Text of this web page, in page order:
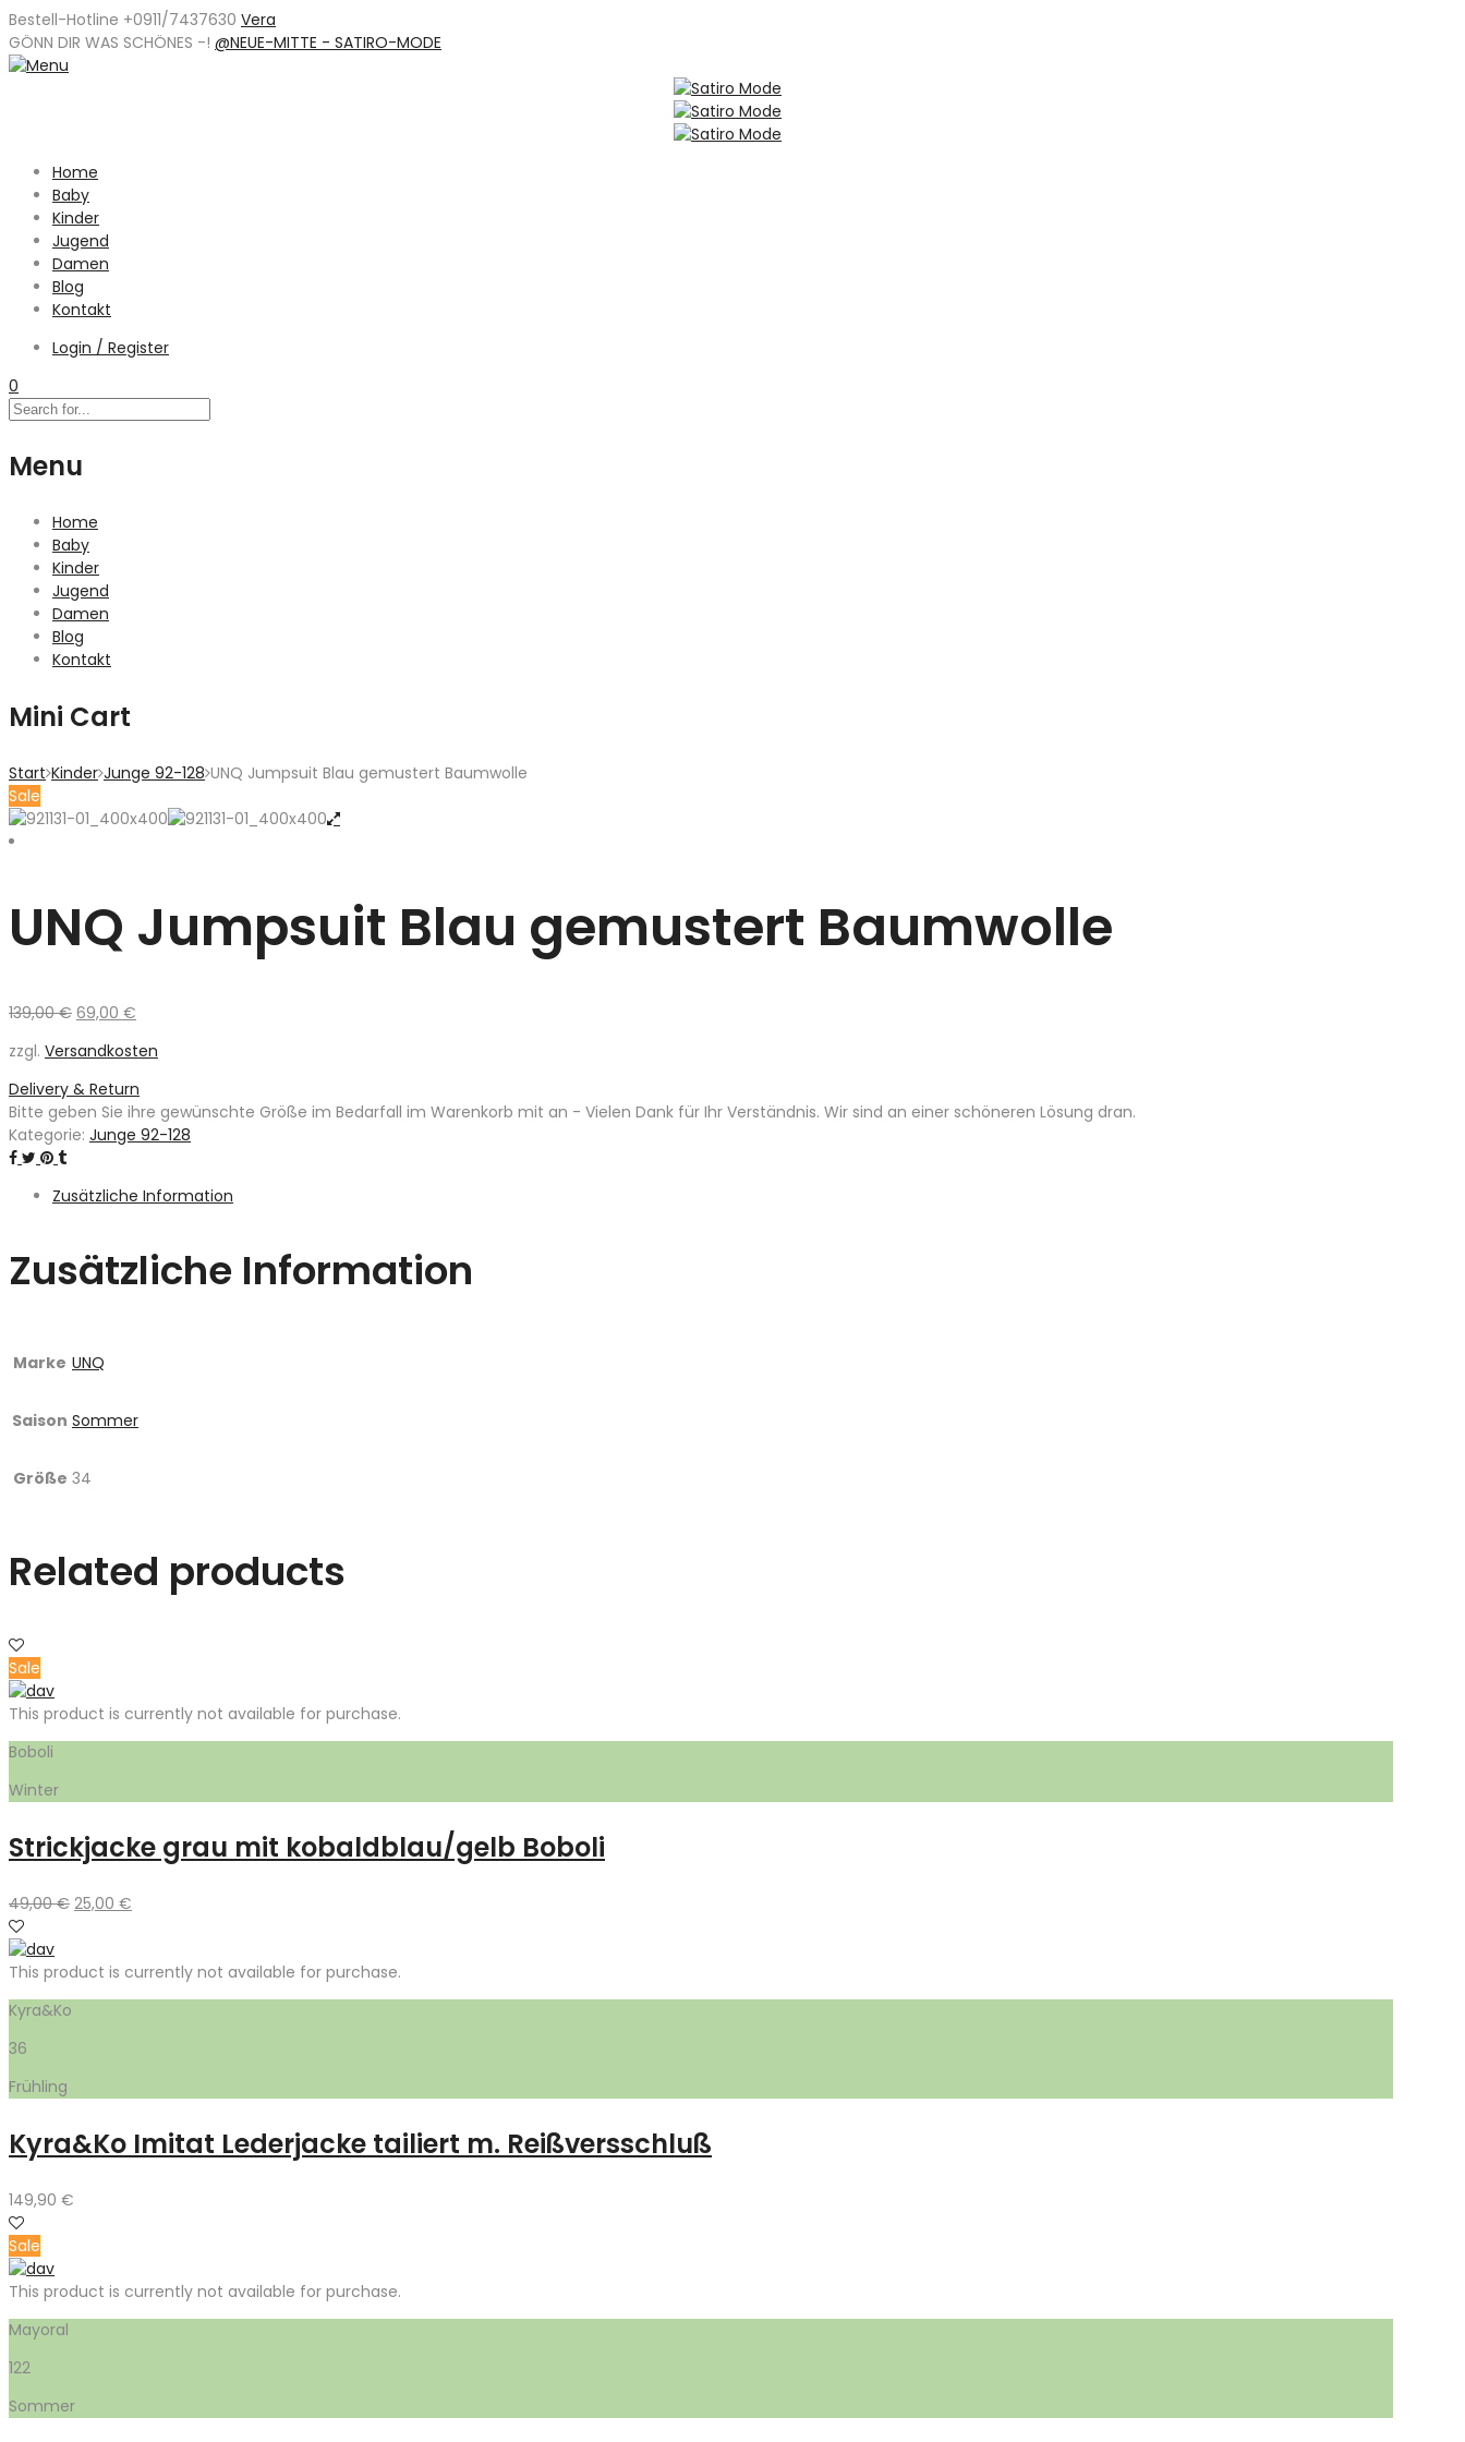
Bestell-Hotline +0911/7437630 Vera
GÖNN DIR WAS SCHÖNES -! @NEUE-MITTE - SATIRO-MODE
Home
Baby
Kinder
Jugend
Damen
Blog
Kontakt
Login / Register
0
Menu
Home
Baby
Kinder
Jugend
Damen
Blog
Kontakt
Mini Cart
Start Kinder Junge 92-128 UNQ Jumpsuit Blau gemustert Baumwolle
Sale
UNQ Jumpsuit Blau gemustert Baumwolle
139,00€ Ursprünglicher
war:
139,00 €
69,00 €
ist:
69,00 €.
zzgl. Versandkosten
Delivery & Return
Bitte geben Sie ihre gewünschte Größe im Bedarfall im Warenkorb mit an - Vielen Dank für Ihr Verständnis. Wir sind an einer schöneren Lösung dran.
Kategorie: Junge 92-128
Zusätzliche Information
Zusätzliche Information
Marke UNQ
Saison Sommer
Größe 34
Related products
Sale
This product is currently not available for purchase.
Boboli
Winter
Strickjacke grau mit kobaldblau/gelb Boboli
49,00€ Ursprünglicher
49,00 €
25,00 €
25,00 €.
This product is currently not available for purchase.
Kyra&Ko
36
Frühling
Kyra&Ko Imitat Lederjacke tailiert m. Reißversschluß
149,90 €
Sale
This product is currently not available for purchase.
Mayoral
122
Sommer